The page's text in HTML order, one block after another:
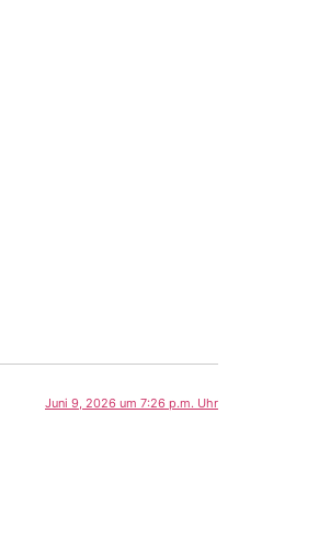
Juni 9, 2026 um 7:26 p.m. Uhr